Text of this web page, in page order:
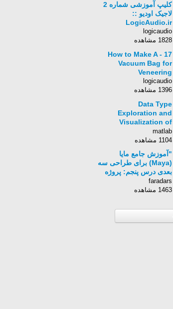
کلیپ آموزشی شماره 2
لاجیک اودیو ::
LogicAudio.ir
logicaudio
1828 مشاهده
17 - How to Make A
Vacuum Bag for
Veneering
logicaudio
1396 مشاهده
Data Type
Exploration and
Visualization of
Signal Ranges
matlab
1104 مشاهده
"آموزش جامع مایا
(Maya) برای طراحی سه
بعدی درس پنجم: پروژه
مدل سازی فضای داخلی
– قسمت دوم (ب)"
faradars
1463 مشاهده